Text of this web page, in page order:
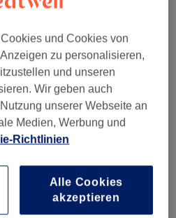
ab 60 €
5) ab 99 €
up (2 ab 299 €
und Cookies von
zu personalisieren,
und unseren
Wir geben auch
unserer Webseite an
Medien, Werbung und
Richtlinien
Alle Cookies
akzeptieren